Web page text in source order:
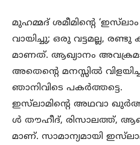
മുഹമ്മദ് ശമീമിന്റെ
വായിച്ചു; ഒരു വട്ടമല്ല,
മാണത്. ആഖ്യാനം
അതെന്റെ മനസ്സില്‍
ഞാനിവിടെ പകര്‍ത്തട്ടെ.
ഇസ്‌ലാമിന്റെ അഥവാ
ള്‍ തൗഹീദ്, രിസാലത്ത്,
മാണ്. സാമാന്യമായി